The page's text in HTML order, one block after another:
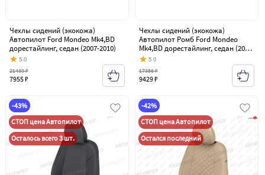
Чехлы сидений (экокожа)
Автопилот Ford Mondeo Mk4,BD
дорестайлинг, седан (2007-2010)
5.0
7955 ₽
21439 ₽
Чехлы сидений (экокожа)
Автопилот Ромб Ford Mondeo
Mk4,BD дорестайлинг, седан (2007-
2010)
5.0
9429 ₽
17356 ₽
-43%
СТОП цена Автопилот
Осталось всего 3 шт.
-42%
СТОП цена Автопилот
Остался последний